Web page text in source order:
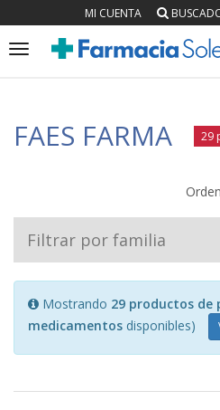
MI CUENTA
Toggle
FAES FARMA 29
Filtrar por familia
Mostrando 29 productos
medicamentos disponibles)